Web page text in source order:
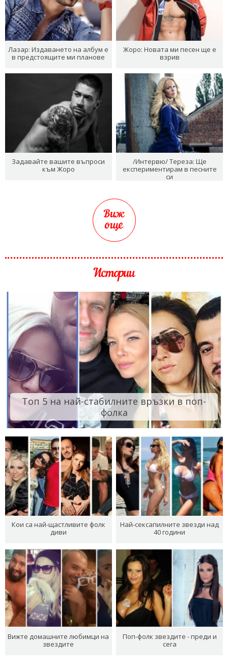
Лазар: Издаването на албум е
в предстоящите ми планове
Жоро: Новата ми песен ще е
взрив
Задавайте вашите въпроси
към Жоро
/Интервю/ Тереза: Ще
експериментирам в песните
си
Виж
още
Истории
Топ 5 на най-стабилните връзки в поп-
фолка
Кои са най-щастливите фолк
диви
Най-сексапилните звезди над
40 години
Вижте домашните любимци на
звездите
Поп-фолк звездите - преди и
сега